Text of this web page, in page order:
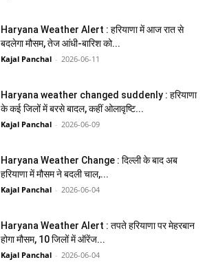
Haryana Weather Alert : हरियाणा में आज रात से
बदलेगा मौसम, तेज आंधी-बारिश को...
Kajal Panchal - 2026-06-11
Haryana weather changed suddenly : हरियाणा
के कई जिलों में बरसे बादल, कहीं ओलावृष्टि...
Kajal Panchal - 2026-06-09
Haryana Weather Change : दिल्ली के बाद अब
हरियाणा में मौसम ने बदली चाल,...
Kajal Panchal - 2026-06-04
Haryana Weather Alert : तपते हरियाणा पर मेहरबान
होगा मौसम, 10 जिलों में ऑरेंज...
Kajal Panchal - 2026-06-04